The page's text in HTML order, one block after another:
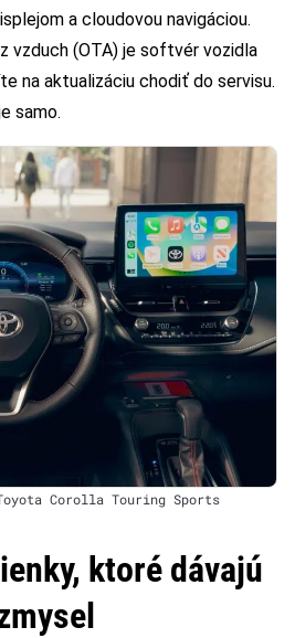
a cloudovou navigáciou.
vzduch (OTA) je softvér vozidla
na aktualizáciu chodiť do servisu.
samo.
Corolla Touring Sports
ktoré dávajú